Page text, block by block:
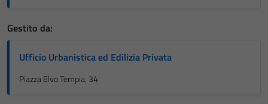
Gestito da:
Ufficio Urbanistica ed Edilizia Privata
Piazza Elvo Tempia, 34